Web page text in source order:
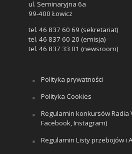
ul. Seminaryjna 6a
99-400 Łowicz
tel. 46 837 60 69 (sekretariat)
tel. 46 837 60 20 (emisja)
tel. 46 837 33 01 (newsroom)
Polityka prywatności
Polityka Cookies
Regulamin konkursów Radia
Facebook, Instagram)
Regulamin Listy przebojów i